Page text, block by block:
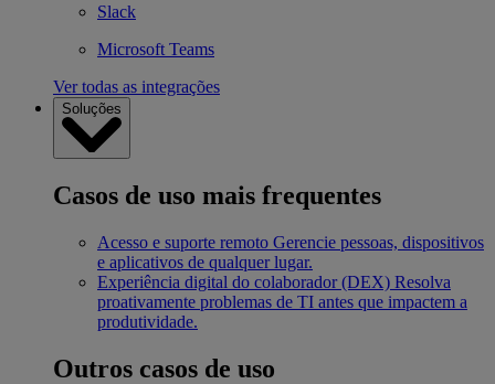
Slack
Microsoft Teams
Ver todas as integrações
Soluções
Casos de uso mais frequentes
Acesso e suporte remoto Gerencie pessoas, dispositivos
e aplicativos de qualquer lugar.
Experiência digital do colaborador (DEX) Resolva
proativamente problemas de TI antes que impactem a
produtividade.
Outros casos de uso